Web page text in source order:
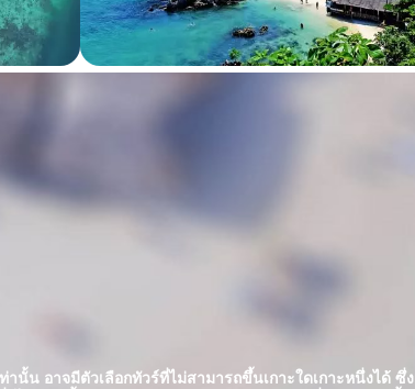
านั้น อาจมีตัวเลือกทัวร์ที่ไม่สามารถขึ้นเกาะใดเกาะหนึ่งได้ ซึ่ง